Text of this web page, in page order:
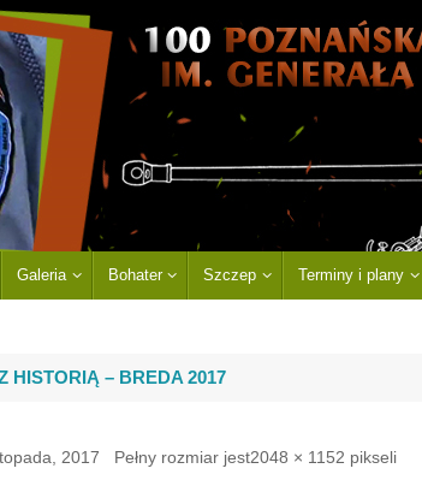
Galeria Bohater Szczep Terminy i plany
HISTORIĄ – BREDA 2017
2017 Pełny rozmiar jest2048 × 1152 pikseli